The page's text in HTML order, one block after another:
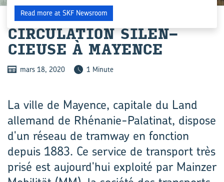
CIR­CU­LA­TION SI­LEN­
CIEUSE À MAYENCE
mars 18, 2020 1 Minute
La ville de Mayence, capitale du Land
allemand de Rhénanie-Palatinat, dispose
d'un réseau de tramway en fonction
depuis 1883. Ce service de transport très
prisé est aujourd'hui exploité par Mainzer
Read more at SKF Newsroom